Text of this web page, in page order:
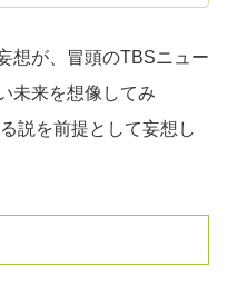
想が、冒頭のTBSニュー
未来を想像してみ
説を前提として妄想し